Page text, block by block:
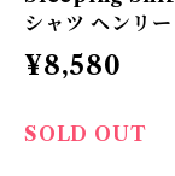
シャツ ヘンリー
¥8,580
SOLD OUT